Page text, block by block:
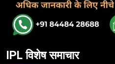
IPL विशेष समाचार